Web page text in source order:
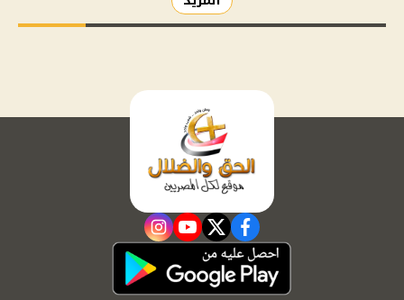
facebook
twitter
youtube
instagram